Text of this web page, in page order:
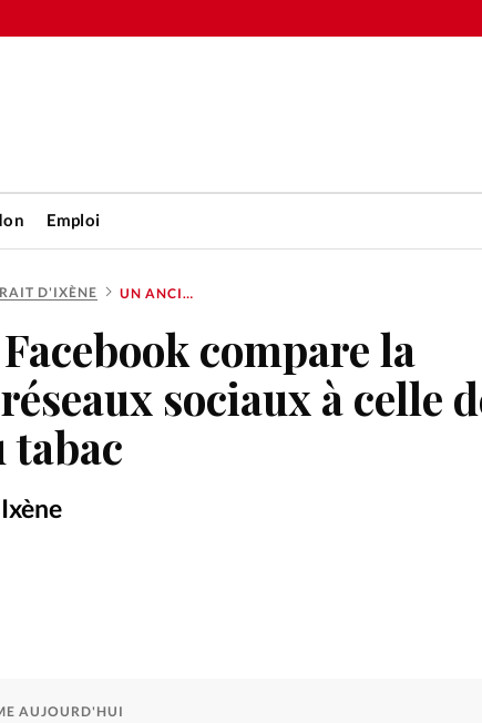
Emploi
Foi
Les
D'IXÈNE UN ANCIEN DE FACEBOOK COMPARE LA STRATÉGIE DES RÉSEAUX SOCIAUX À CELLE DE L’INDUSTRIE DU TABAC
compare la
sociaux à celle
tabac
AUJOURD'HUI